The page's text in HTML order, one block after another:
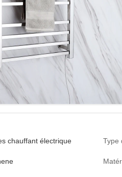
chauffant électrique Type